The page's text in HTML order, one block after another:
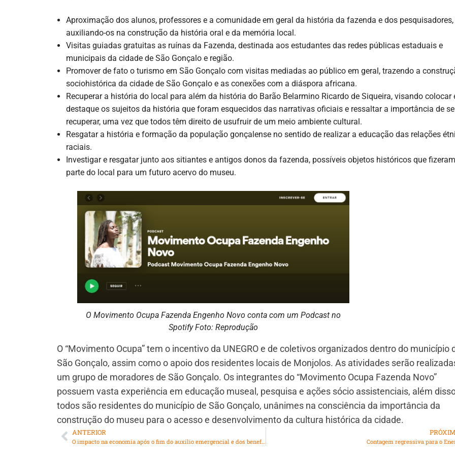
Aproximação dos alunos, professores e a comunidade em geral da história da fazenda e dos pesquisadores,
auxiliando-os na construção da história oral e da memória local.
Visitas guiadas gratuitas as ruínas da Fazenda, destinada aos estudantes das redes públicas estaduais e
municipais da cidade de São Gonçalo e região.
Promover de fato o turismo em São Gonçalo com visitas mediadas ao público em geral, trazendo a
sociohistórica da cidade de São Gonçalo e as conexões com a diáspora africana.
Recuperar a história do local para além da história do Barão Belarmino Ricardo de Siqueira, visando colocar
destaque os sujeitos da história que foram esquecidos das narrativas oficiais e ressaltar a importância de se
recuperar, uma vez que todos têm direito de usufruir de um meio ambiente cultural.
Resgatar a história e formação da população gonçalense no sentido de realizar a educação das relações
raciais.
Investigar e resgatar junto aos sitiantes e antigos donos da fazenda, possíveis objetos históricos que fizeram
parte do local para um futuro acervo do museu.
O Movimento Ocupa Fazenda Engenho Novo conta com um Podcast no
Spotify Foto: Reprodução
O “Movimento Ocupa” tem o incentivo da UNEGRO e de coletivos organizados dentro do município
São Gonçalo, assim como o apoio dos residentes locais de Monjolos. As atividades serão
um grupo de moradores de São Gonçalo. Os integrantes do “Movimento Ocupa Fazenda Novo”
possuem vasta experiência em educação museal, pesquisa e ações sócio assistenciais, além
todos são residentes do município de São Gonçalo, unânimes na consciência da importância da
construção do museu para o acesso e desenvolvimento da cultura histórica da cidade.
ANTERIOR
O impacto na economia após o fim do auxílio emergencial e dos benefícios às empresas Contagem regressiva para o